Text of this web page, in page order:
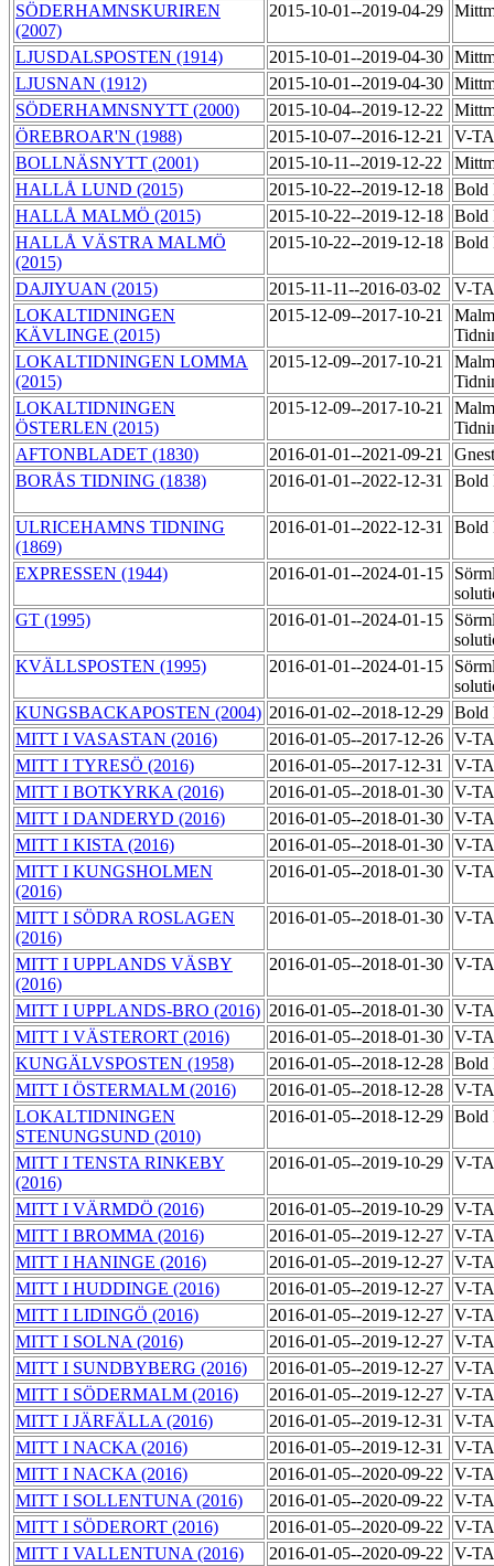
SÖDERHAMNSKURIREN
(2007)
2015-10-01--2019-04-29
LJUSDALSPOSTEN (1914) 2015-10-01--2019-04-30
LJUSNAN (1912)
2015-10-01--2019-04-30
SÖDERHAMNSNYTT (2000)
2015-10-04--2019-12-22
ÖREBROAR'N (1988)
2015-10-07--2016-12-21
V-
BOLLNÄSNYTT (2001)
2015-10-11--2019-12-22
HALLÅ LUND (2015)
2015-10-22--2019-12-18 Bold
HALLÅ MALMÖ (2015)
2015-10-22--2019-12-18 Bold
HALLÅ VÄSTRA MALMÖ
(2015)
2015-10-22--2019-12-18 Bold
DAJIYUAN (2015) 2015-11-11--2016-03-02
V-
LOKALTIDNINGEN
KÄVLINGE (2015)
2015-12-09--2017-10-21
LOKALTIDNINGEN LOMMA
(2015)
2015-12-09--2017-10-21
LOKALTIDNINGEN
ÖSTERLEN (2015)
2015-12-09--2017-10-21
AFTONBLADET (1830)
2016-01-01--2021-09-21
BORÅS TIDNING (1838)
2016-01-01--2022-12-31 Bold
ULRICEHAMNS TIDNING
(1869)
2016-01-01--2022-12-31 Bold
EXPRESSEN (1944) 2016-01-01--2024-01-15
GT (1995)
2016-01-01--2024-01-15
KVÄLLSPOSTEN (1995)
2016-01-01--2024-01-15
KUNGSBACKAPOSTEN (2004) 2016-01-02--2018-12-29 Bold
MITT I VASASTAN (2016)
2016-01-05--2017-12-26 V-
MITT I TYRESÖ (2016)
2016-01-05--2017-12-31
V-
MITT I BOTKYRKA (2016)
2016-01-05--2018-01-30 V-
MITT I DANDERYD (2016)
2016-01-05--2018-01-30 V-
MITT I KISTA (2016)
2016-01-05--2018-01-30 V-
MITT I KUNGSHOLMEN
(2016)
2016-01-05--2018-01-30 V-
MITT I SÖDRA ROSLAGEN
(2016)
2016-01-05--2018-01-30 V-
MITT I UPPLANDS VÄSBY
(2016)
2016-01-05--2018-01-30 V-
MITT I UPPLANDS-BRO (2016) 2016-01-05--2018-01-30 V-
MITT I VÄSTERORT (2016)
2016-01-05--2018-01-30 V-
KUNGÄLVSPOSTEN (1958)
2016-01-05--2018-12-28 Bold
MITT I ÖSTERMALM (2016)
2016-01-05--2018-12-28 V-
LOKALTIDNINGEN
STENUNGSUND (2010)
2016-01-05--2018-12-29 Bold
MITT I TENSTA RINKEBY
(2016)
2016-01-05--2019-10-29 V-
MITT I VÄRMDÖ (2016) 2016-01-05--2019-10-29 V-
MITT I BROMMA (2016)
2016-01-05--2019-12-27 V-
MITT I HANINGE (2016)
2016-01-05--2019-12-27 V-
MITT I HUDDINGE (2016)
2016-01-05--2019-12-27 V-
MITT I LIDINGÖ (2016)
2016-01-05--2019-12-27 V-
MITT I SOLNA (2016)
2016-01-05--2019-12-27 V-
MITT I SUNDBYBERG (2016)
2016-01-05--2019-12-27 V-
MITT I SÖDERMALM (2016)
2016-01-05--2019-12-27 V-
MITT I JÄRFÄLLA (2016)
2016-01-05--2019-12-31
V-
MITT I NACKA (2016)
2016-01-05--2019-12-31
V-
MITT I NACKA (2016)
2016-01-05--2020-09-22
V-
MITT I SOLLENTUNA (2016)
2016-01-05--2020-09-22
V-
MITT I SÖDERORT (2016)
2016-01-05--2020-09-22
V-
MITT I VALLENTUNA (2016)
2016-01-05--2020-09-22
V-